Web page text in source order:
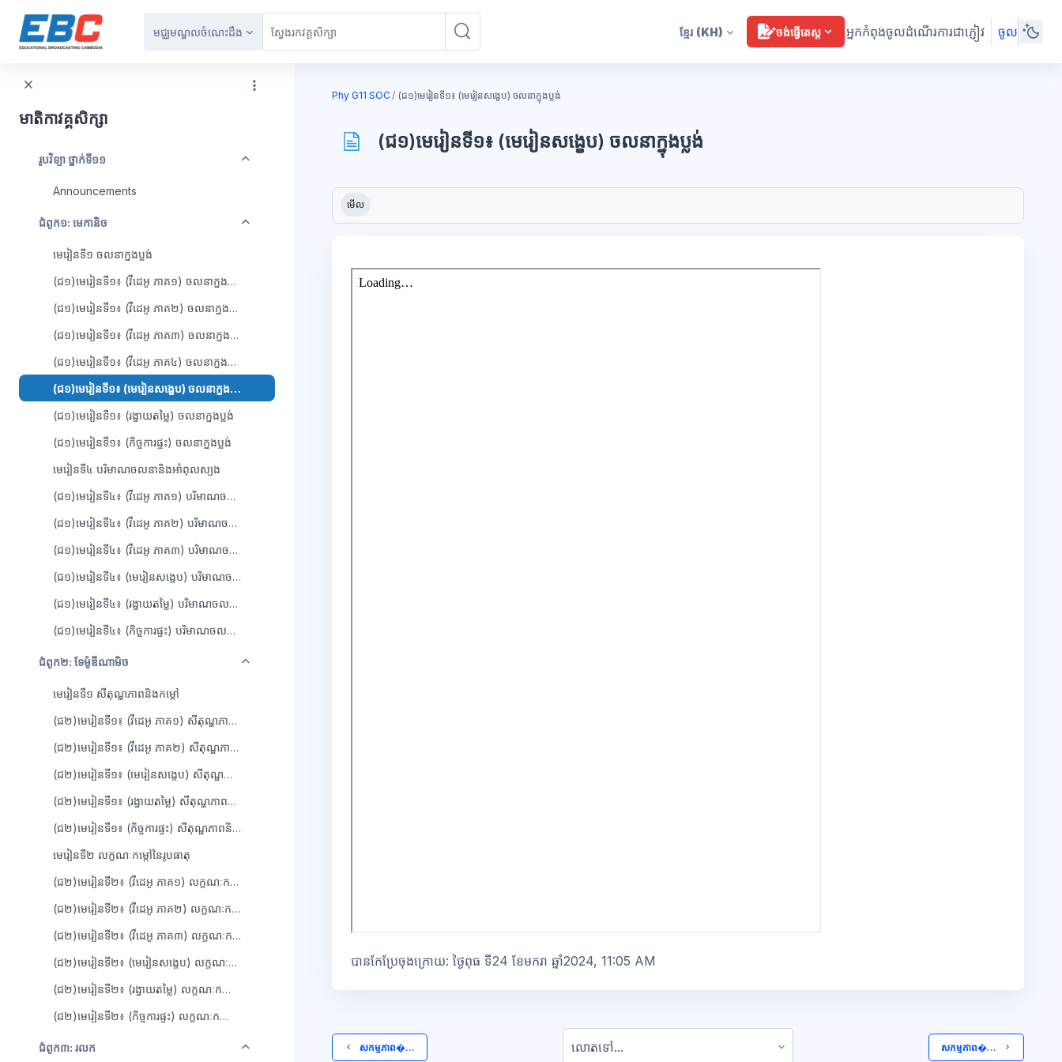
មជ្ឈមណ្ឌលចំណេះដឹង
ខ្មែរ (KH) ចង់ធ្វើតេស្ត អ្នកកំពុងចូលដំណើរការជាភ្ញៀវ ចូល
មាតិកាវគ្គសិក្សា
រូបវិទ្យា ថ្នាក់ទី១១ វេញ
Announcements
ជំពូក១: មេកានិច វេញ
មេរៀនទី១ ចលនាក្នុងប្លង់
(ជ១)មេរៀនទី១៖ (វីដេអូ ភាគ១) ចលនាក្នុងប្លង់
(ជ១)មេរៀនទី១៖ (វីដេអូ ភាគ២) ចលនាក្នុងប្លង់
(ជ១)មេរៀនទី១៖ (វីដេអូ ភាគ៣) ចលនាក្នុងប្លង់
(ជ១)មេរៀនទី១៖ (វីដេអូ ភាគ៤) ចលនាក្នុងប្លង់
(ជ១)មេរៀនទី១៖ (មេរៀនសង្ខេប) ចលនាក្នុងប្លង់
(ជ១)មេរៀនទី១៖ (រង្វាយតម្លៃ) ចលនាក្នុងប្លង់
(ជ១)មេរៀនទី១៖ (កិច្ចការផ្ទះ) ចលនាក្នុងប្លង់
មេរៀនទី៤ បរិមាណចលនានិងអាំពុលស្យុង
(ជ១)មេរៀនទី៤៖ (វីដេអូ ភាគ១) បរិមាណចលនានិងអាំពុលស្យុង
(ជ១)មេរៀនទី៤៖ (វីដេអូ ភាគ២) បរិមាណចលនានិងអាំពុលស្យុង
(ជ១)មេរៀនទី៤៖ (វីដេអូ ភាគ៣) បរិមាណចលនានិងអាំពុលស្យុង
(ជ១)មេរៀនទី៤៖ (មេរៀនសង្ខេប) បរិមាណចលនានិងអាំពុលស្យុង
(ជ១)មេរៀនទី៤៖ (រង្វាយតម្លៃ) បរិមាណចលនានិងអាំពុលស្យុង
(ជ១)មេរៀនទី៤៖ (កិច្ចការផ្ទះ) បរិមាណចលនានិងអាំពុលស្យុង
ជំពូក២: ទែម៉ូឌីណាមិច វេញ
មេរៀនទី១ សីតុណ្ហភាពនិងកម្តៅ
(ជ២)មេរៀនទី១៖ (វីដេអូ ភាគ១) សីតុណ្ហភាពនិងកម្តៅ
(ជ២)មេរៀនទី១៖ (វីដេអូ ភាគ២) សីតុណ្ហភាពនិងកម្តៅ
(ជ២)មេរៀនទី១៖ (មេរៀនសង្ខេប) សីតុណ្ហភាពនិងកម្តៅ
(ជ២)មេរៀនទី១៖ (រង្វាយតម្លៃ) សីតុណ្ហភាពនិងកម្តៅ
(ជ២)មេរៀនទី១៖ (កិច្ចការផ្ទះ) សីតុណ្ហភាពនិងកម្តៅ
មេរៀនទី២ លក្ខណៈកម្តៅនៃរូបធាតុ
(ជ២)មេរៀនទី២៖ (វីដេអូ ភាគ១) លក្ខណៈកម្តៅនៃរូបធាតុ
(ជ២)មេរៀនទី២៖ (វីដេអូ ភាគ២) លក្ខណៈកម្តៅនៃរូបធាតុ
(ជ២)មេរៀនទី២៖ (វីដេអូ ភាគ៣) លក្ខណៈកម្តៅនៃរូបធាតុ
(ជ២)មេរៀនទី២៖ (មេរៀនសង្ខេប) លក្ខណៈកម្តៅនៃរូបធាតុ
(ជ២)មេរៀនទី២៖ (រង្វាយតម្លៃ) លក្ខណៈកម្តៅនៃរូបធាតុ
(ជ២)មេរៀនទី២៖ (កិច្ចការផ្ទះ) លក្ខណៈកម្តៅនៃរូបធាតុ
ជំពូក៣: រលក វេញ
Phy G11 SOC (ជ១)មេរៀនទី១៖ (មេរៀនសង្ខេប) ចលនាក្នុងប្លង់
(ជ១)មេរៀនទី១៖ (មេរៀនសង្ខេប) ចលនាក្នុងប្លង់
ប្លុក
តម្រូវការសម្រាប់ការបញ្ចប់
មើល
បានកែប្រែចុងក្រោយ: ថ្ងៃពុធ ទី24 ខែមករា ឆ្នាំ2024, 11:05 AM
  សកម្មភាព�...
លោតទៅ... សកម្មភាព�...